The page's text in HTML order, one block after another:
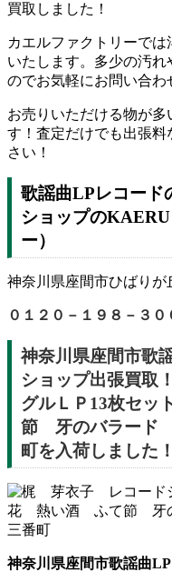
買取しました！
カエルファクトリーで
いたします。多少の汚
のでお気軽にお問い合わ
お売りいただける物が
す！査定だけでも出張
さい！
歌謡曲LPレコード
ショップの
ー）
神奈川県座間市ひばりが
０１２０－１９８－３０
神奈川県座間市歌
ショップ出張買
グルＬＰ13枚セ
節 牙のバラード
町を入荷しました！
神奈川県座間市歌謡曲